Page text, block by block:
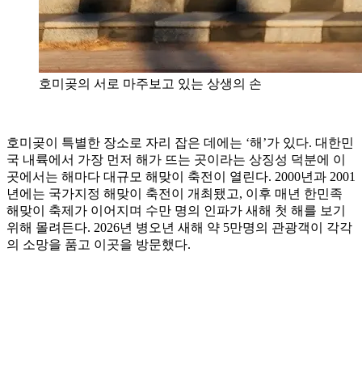
호미곶의 서로 마주보고 있는 상생의 손
호미곶이 특별한 장소로 자리 잡은 데에는 ‘해’가 있다. 대한민
국 내륙에서 가장 먼저 해가 뜨는 곳이라는 상징성 덕분에 이
곳에서는 해마다 대규모 해맞이 축전이 열린다. 2000년과 2001
년에는 국가지정 해맞이 축전이 개최됐고, 이후 매년 한민족
해맞이 축제가 이어지며 수만 명의 인파가 새해 첫 해를 보기
위해 몰려든다. 2026년 병오년 새해 약 5만명의 관광객이 각각
의 소망을 품고 이곳을 방문했다.